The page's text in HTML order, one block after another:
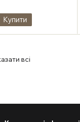
Купити
всі